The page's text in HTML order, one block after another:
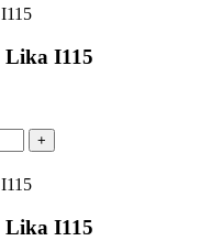
Lika I115
+
Lika I115